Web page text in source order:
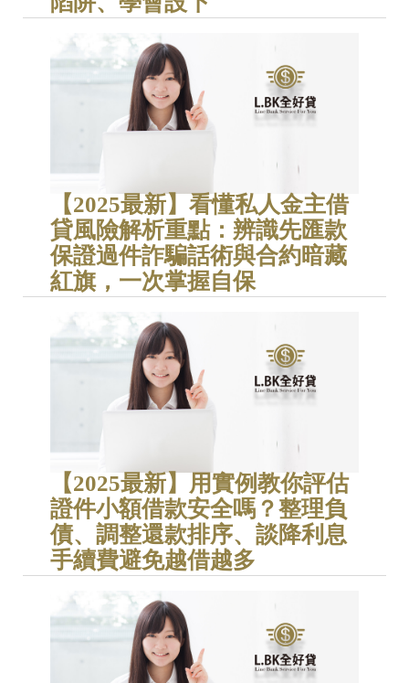
【2025最新】看懂私人金主借
貸風險解析重點：辨識先匯款
保證過件詐騙話術與合約暗藏
紅旗，一次掌握自保
【2025最新】用實例教你評估
證件小額借款安全嗎？整理負
債、調整還款排序、談降利息
手續費避免越借越多